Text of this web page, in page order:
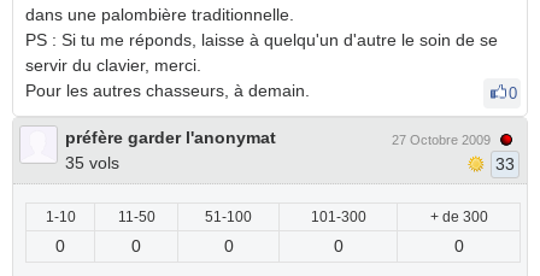
dans une palombière traditionnelle.
PS : Si tu me réponds, laisse à quelqu'un d'autre le soin de se
servir du clavier, merci.
Pour les autres chasseurs, à demain.
0
préfère garder l'anonymat
35 vols
27 Octobre 2009
33
1-10 11-50 51-100 101-300 + de 300
0 0 0 0 0